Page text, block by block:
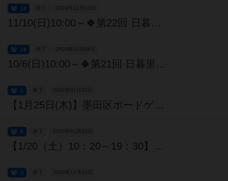
11/10(日)10:00～🍀第22回 日暮里ボドゲ会🍀【初心者・初参加 大歓迎】
終了 2024年11月10日
18
10/6(日)10:00～🍀第21回 日暮里ボドゲ会🍀【初心者・初参加 大歓迎】
終了 2024年10月06日
18
【1月25日(木)】墨田区ボードゲーム雑談会【EJPゲームズ主催】
終了 2024年01月25日
2
【1/20（土）10：20～19：30】練馬で重めボドゲ会
終了 2024年01月20日
8
終了 2023年11月10日
2